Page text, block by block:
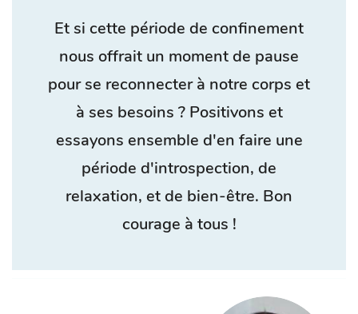
Et si cette période de confinement
nous offrait un moment de pause
pour se reconnecter à notre corps et
à ses besoins ? Positivons et
essayons ensemble d'en faire une
période d'introspection, de
relaxation, et de bien-être. Bon
courage à tous !